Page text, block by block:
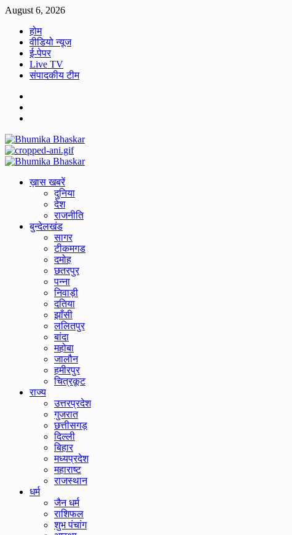
Skip
content
August 6, 2026
होम
वीडियो न्यूज
ई-पेपर
Live TV
संपादकीय टीम
Primary
ख़ास खबरें
दुनिया
देश
राजनीति
बुन्देलखंड
सागर
टीकमगड
दमोह
छतरपुर
पन्ना
निवाड़ी
दतिया
झाँसी
ललितपुर
बांदा
महोबा
जालौन
हमीरपुर
चित्रकूट
राज्य
उत्तरप्रदेश
गुजरात
छत्तीसगड़
दिल्ली
बिहार
मध्यप्रदेश
महाराष्ट
राजस्थान
धर्म
जैन धर्म
राशिफल
शुभ पंचांग